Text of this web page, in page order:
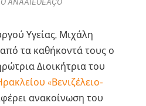
ÁÑÂÁÍÉÔÉÄÇÓ
Υγείας, Μιχάλη
τα καθήκοντά τους ο
Διοικήτρια του
«Βενιζέλειο-
ανακοίνωση του